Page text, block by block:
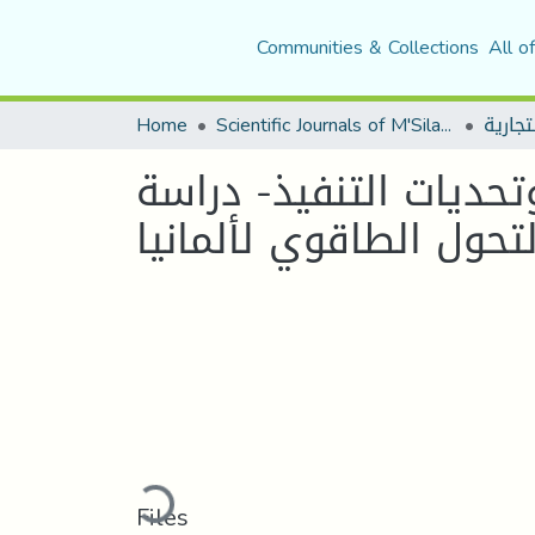
Communities & Collections All
Home Scientific Journals of M'Sila University
التنفيذ- دراسة
الطاقوي لألمانيا
Loading...
Files